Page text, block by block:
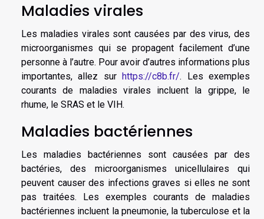
Maladies virales
Les maladies virales sont causées par des virus, des
microorganismes qui se propagent facilement d’une
personne à l’autre. Pour avoir d’autres informations plus
importantes, allez sur https://c8b.fr/. Les exemples
courants de maladies virales incluent la grippe, le
rhume, le SRAS et le VIH.
Maladies bactériennes
Les maladies bactériennes sont causées par des
bactéries, des microorganismes unicellulaires qui
peuvent causer des infections graves si elles ne sont
pas traitées. Les exemples courants de maladies
bactériennes incluent la pneumonie, la tuberculose et la